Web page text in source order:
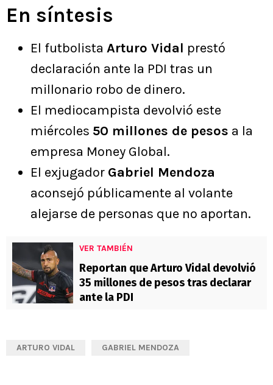
En síntesis
El futbolista Arturo Vidal prestó
declaración ante la PDI tras un
millonario robo de dinero.
El mediocampista devolvió este
miércoles 50 millones de pesos a la
empresa Money Global.
El exjugador Gabriel Mendoza
aconsejó públicamente al volante
alejarse de personas que no aportan.
VER TAMBIÉN
Reportan que Arturo Vidal devolvió
35 millones de pesos tras declarar
ante la PDI
ARTURO VIDAL GABRIEL MENDOZA